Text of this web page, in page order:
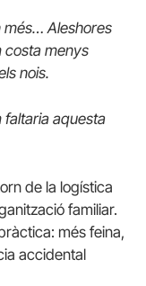
més… Aleshores
costa menys
nois.
faltaria aquesta
de la logística
familiar.
més feina,
accidental